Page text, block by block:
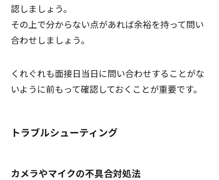
認しましょう。
その上で分からない点があれば余裕を持って問い
合わせしましょう。
くれぐれも面接日当日に問い合わせすることがな
いように前もって確認しておくことが重要です。
トラブルシューティング
カメラやマイクの不具合対処法